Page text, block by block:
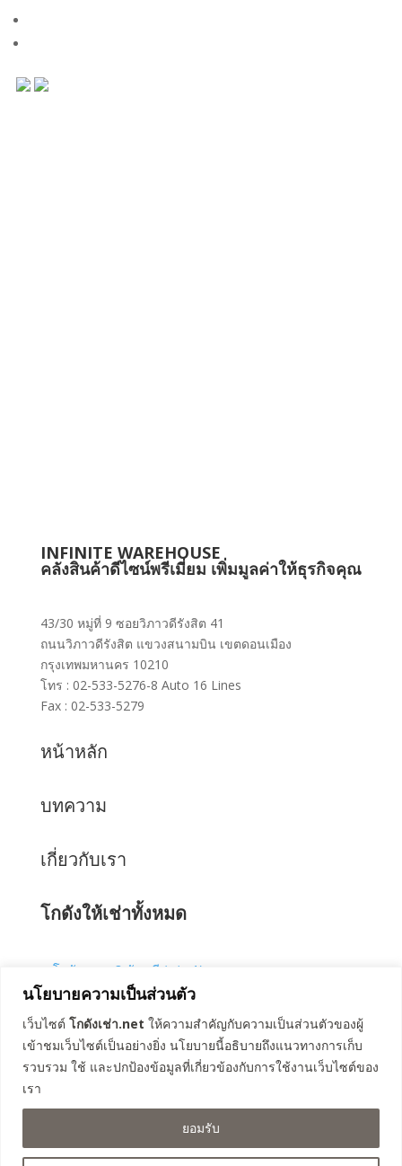
นโยบายความเป็นส่วนตัว
เว็บไซต์ โกดังเช่า.net ให้ความสำคัญกับความเป็นส่วนตัวของผู้
เข้าชมเว็บไซต์เป็นอย่างยิ่ง นโยบายนี้อธิบายถึงแนวทางการเก็บ
รวบรวม ใช้ และปกป้องข้อมูลที่เกี่ยวข้องกับการใช้งานเว็บไซต์ของ
เรา
ยอมรับ
INFINITE WAREHOUSE
คลังสินค้าดีไซน์พรีเมี่ยม เพิ่มมูลค่าให้ธุรกิจคุณ
43/30 หมู่ที่ 9 ซอยวิภาวดีรังสิต 41
ถนนวิภาวดีรังสิต แขวงสนามบิน เขตดอนเมือง
กรุงเทพมหานคร 10210
โทร : 02-533-5276-8 Auto 16 Lines
Fax : 02-533-5279
หน้าหลัก
บทความ
เกี่ยวกับเรา
โกดังให้เช่าทั้งหมด
โกดังคลอง 3 ธัญบุรี (เฟส 1)
โกดังคลอง 4 ลำลูกกา 67
โกดังคลอง 4 ลำลูกกา 69
โกดังรังสิต-นครนายก 57
โกดังคลอง 3 ธัญบุรี (เฟส 2)
โกดังถนนเลียบวงแหวน คลองหลวง